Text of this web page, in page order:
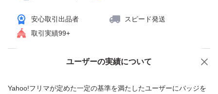
安心取引出品者
スピード発送
取引実績99+
ユーザーの実績について
Yahoo!フリマが定めた一定の基準を満たしたユーザーにバッジを
価格の相談 商品への質問